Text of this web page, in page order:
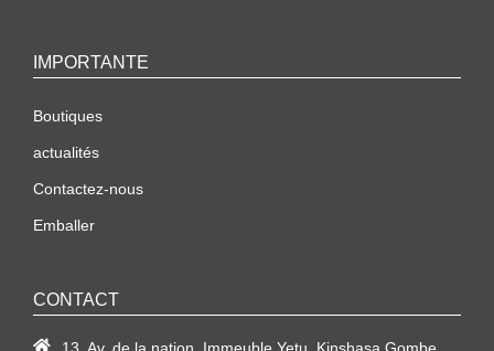
IMPORTANTE
Boutiques
actualités
Contactez-nous
Emballer
CONTACT